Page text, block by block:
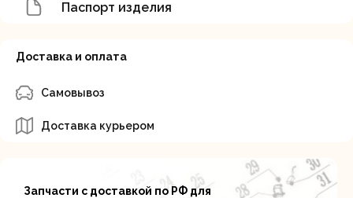
Паспорт изделия
Доставка и оплата
Самовывоз
Доставка курьером
Запчасти с доставкой по РФ для